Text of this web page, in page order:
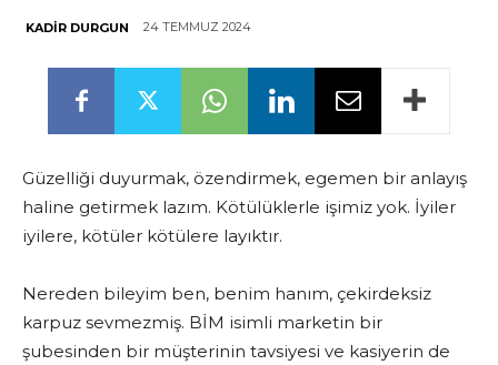
KADIR DURGUN 24 TEMMUZ 2024
Güzelliği duyurmak, özendirmek, egemen bir anlayış
haline getirmek lazım. Kötülüklerle işimiz yok. İyiler
iyilere, kötüler kötülere layıktır.
Nereden bileyim ben, benim hanım, çekirdeksiz
karpuz sevmezmiş. BİM isimli marketin bir
şubesinden bir müşterinin tavsiyesi ve kasiyerin de